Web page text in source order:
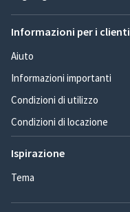
Informazioni per i clienti
Aiuto
Informazioni importanti
Condizioni di utilizzo
Condizioni di locazione
Ispirazione
Tema